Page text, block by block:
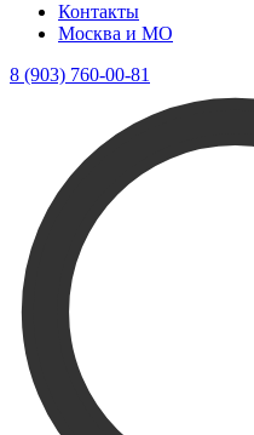
Контакты
Москва и МО
8 (903) 760-00-81